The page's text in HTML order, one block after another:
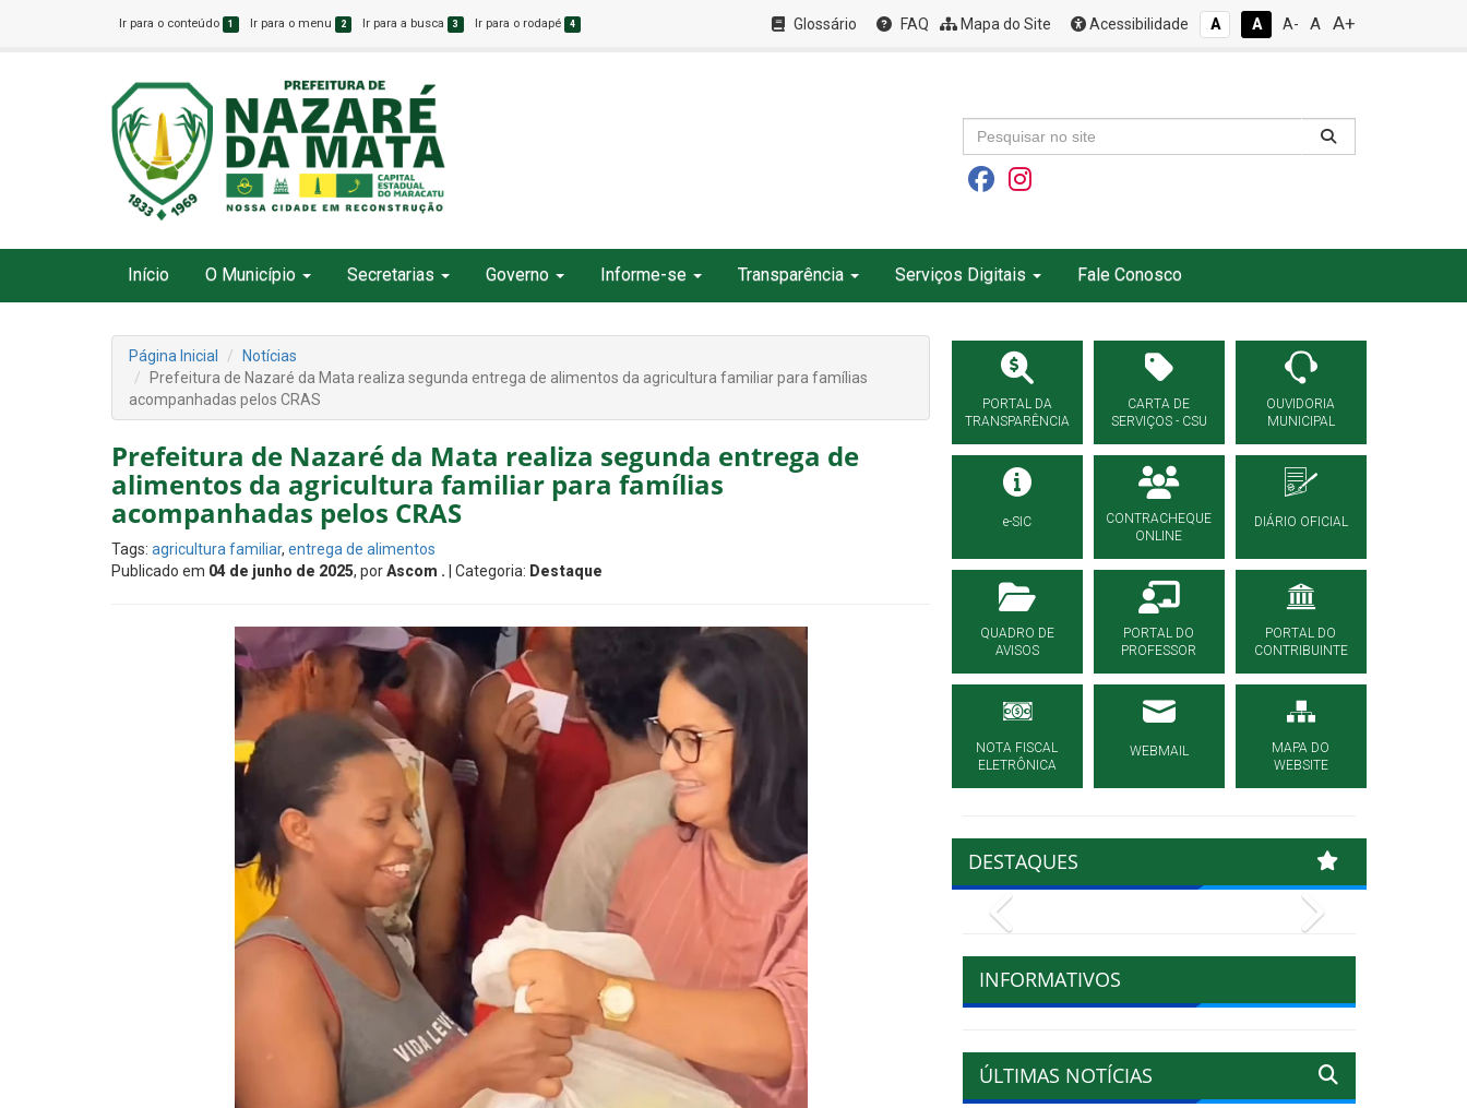
Ir para o conteúdo 1 Ir para o menu 2 Ir para a busca 3 Ir para o rodapé 4 Glossário FAQ Mapa do Site Acessibilidade A A A- A A+
Início O Município Secretarias Governo Informe-se Transparência Serviços Digitais Fale Conosco
Página Inicial
Notícias
Prefeitura de Nazaré da Mata realiza segunda entrega de alimentos da agricultura familiar para famílias
acompanhadas pelos CRAS
Prefeitura de Nazaré da Mata realiza segunda entrega de
alimentos da agricultura familiar para famílias
acompanhadas pelos CRAS
Tags: agricultura familiar, entrega de alimentos
Publicado em 04 de junho de 2025, porAscom . | Categoria: Destaque
PORTAL DA
TRANSPARÊNCIA
CARTA DE
SERVIÇOS - CSU
OUVIDORIA
MUNICIPAL
e-SIC
CONTRACHEQUE
ONLINE
DIÁRIO OFICIAL
QUADRO DE
AVISOS
PORTAL DO
PROFESSOR
PORTAL DO
CONTRIBUINTE
NOTA FISCAL
ELETRÔNICA
WEBMAIL
MAPA DO
WEBSITE
DESTAQUES
INFORMATIVOS
ÚLTIMAS NOTÍCIAS